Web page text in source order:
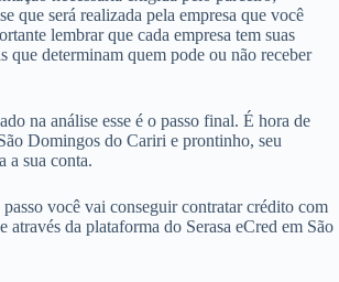
que será realizada pela empresa que você
lembrar que cada empresa tem suas
que determinam quem pode ou não receber
na análise esse é o passo final. É hora de
Domingos do Cariri e prontinho, seu
a sua conta.
passo você vai conseguir contratar crédito com
através da plataforma do Serasa eCred em São